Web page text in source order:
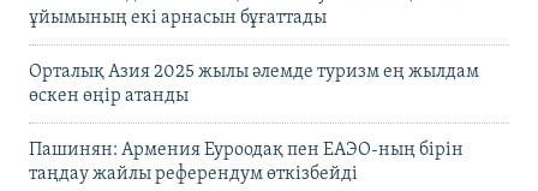
ұйымының екі арнасын бұғаттады
Орталық Азия 2025 жылы әлемде туризм ең жылдам
өскен өңір атанды
Пашинян: Армения Еуроодақ пен ЕАЭО-ның бірін
таңдау жайлы референдум өткізбейді